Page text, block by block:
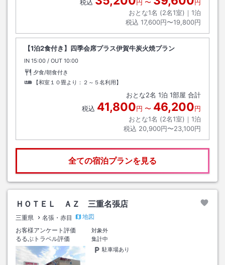
税込 円 〜
円
おとな1名 (2名1室)｜ 1泊
税込 17,600円〜19,800円
【1泊2食付き】四季会席プラス伊賀牛炭火焼プラン
IN チェックイン
15:00 / OUT チェックアウト
10:00
夕食/朝食付き
【和室１０畳より：２～５名利用】
おとな2名 1泊 1部屋 合計
税込 41,800円 〜 46,200円
おとな1名 (2名1室)｜ 1泊
税込 20,900円〜23,100円
全ての宿泊プランを見る
ＨＯＴＥＬ ＡＺ 三重名張店
三重県 名張・赤目
地図
お客様アンケート評価
対象外
るるぶトラベル評価
集計中
駐車場あり